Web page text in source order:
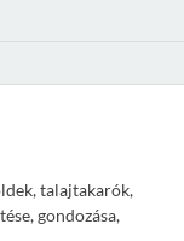
talajtakarók,
gondozása,